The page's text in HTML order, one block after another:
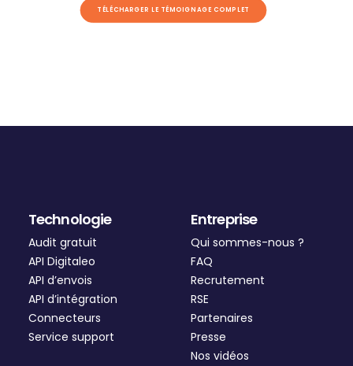
TÉLÉCHARGER LE TÉMOIGNAGE COMPLET
Technologie
Audit gratuit
API Digitaleo
API d’envois
API d’intégration
Connecteurs
Service support
Entreprise
Qui sommes-nous ?
FAQ
Recrutement
RSE
Partenaires
Presse
Nos vidéos